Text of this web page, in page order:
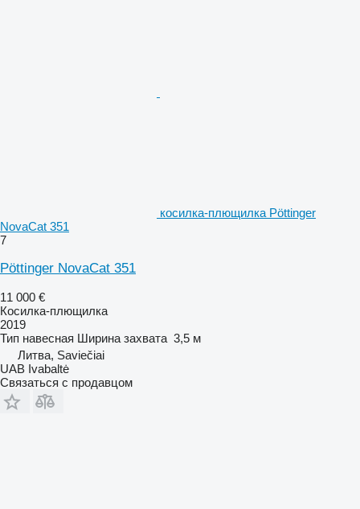
косилка-плющилка Pöttinger
NovaCat 351
7
Pöttinger NovaCat 351
11 000 €
Косилка-плющилка
2019
Тип навесная Ширина захвата 3,5 м
Литва, Saviečiai
UAB Ivabaltė
Связаться с продавцом